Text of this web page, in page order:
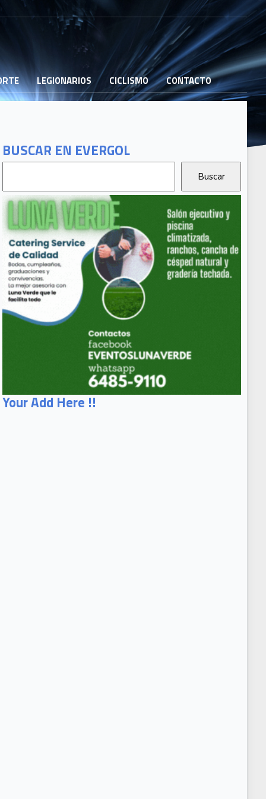
LEGIONARIOS CICLISMO CONTACTO
BUSCAR EN EVERGOL
Your Add Here !!